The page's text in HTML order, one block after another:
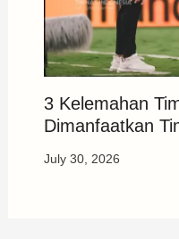
3 Kelemahan
Dimanfaatkan
July 30, 2026